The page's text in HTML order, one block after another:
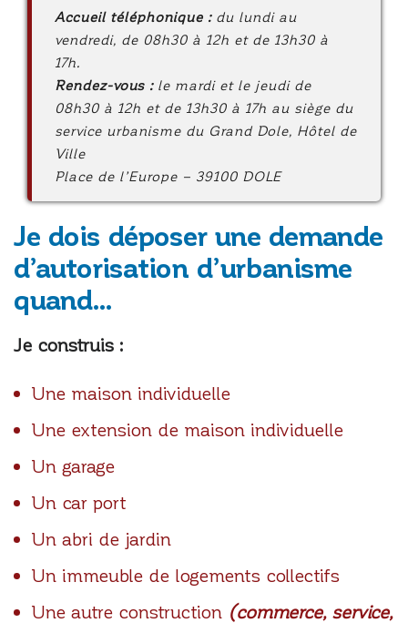
Accueil téléphonique :du lundi au
vendredi, de 08h30 à 12h et de 13h30 à
17h.
Rendez-vous :le mardi et le jeudi de
08h30 à 12h et de 13h30 à 17h au siège du
service urbanisme du Grand Dole, Hôtel de
Ville
Place de l’Europe – 39100 DOLE
Je dois déposer une demande
d’autorisation d’urbanisme
quand…
Je construis :
Une maison individuelle
Une extension de maison individuelle
Un garage
Un car port
Un abri de jardin
Un immeuble de logements collectifs
Une autre construction (commerce, service,